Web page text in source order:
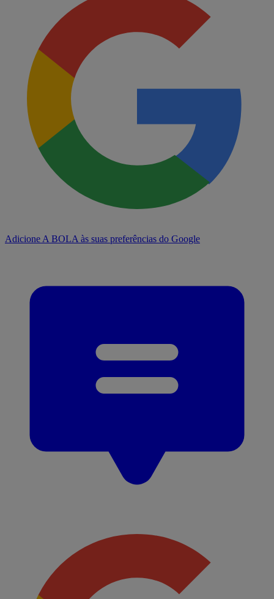
Adicione A BOLA às suas preferências do Google